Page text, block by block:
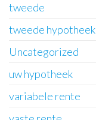
tweede
tweede hypotheek
Uncategorized
uw hypotheek
variabele rente